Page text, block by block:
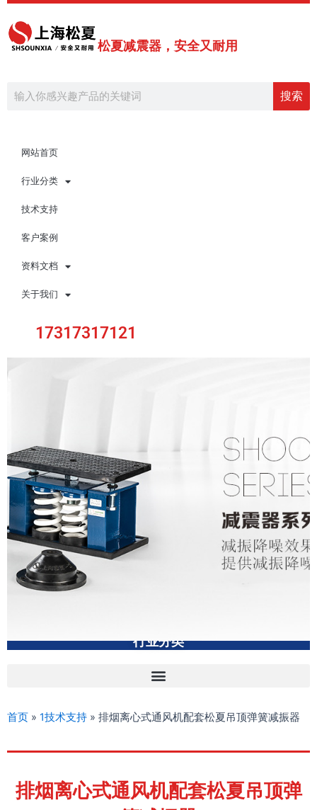
跳
内
松夏减震器，安全又耐用
搜索
网站首页
行业分类
技术支持
客户案例
资料文档
关于我们
17317317121
行业分类
首页 » 1技术支持 » 排烟离心式通风机配套松夏吊顶弹簧减振器
排烟离心式通风机配套松夏吊顶弹